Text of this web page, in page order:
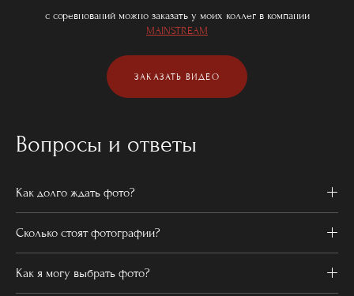
с соревнований можно заказать у моих коллег в компании
MAINSTREAM
ЗАКАЗАТЬ ВИДЕО
Вопросы и ответы
Как долго ждать фото?
Сколько стоят фотографии?
Как я могу выбрать фото?